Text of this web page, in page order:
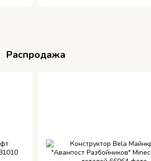
Распродажа